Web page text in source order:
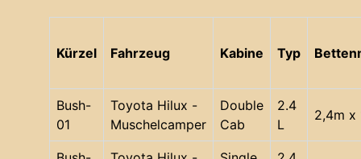
Kürzel Fahrzeug Kabine Typ
Bush-
01
Toyota Hilux -
Muschelcamper
Double
Cab
2.4
L
2,4m x